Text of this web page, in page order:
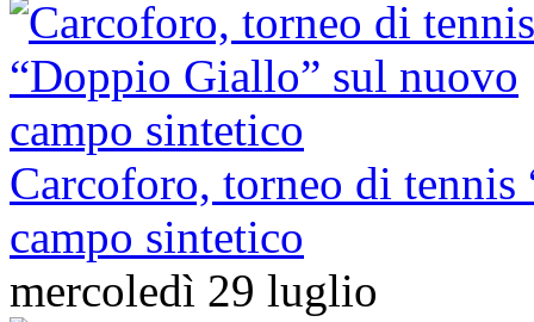
Carcoforo, torneo di
campo sintetico
mercoledì 29 luglio